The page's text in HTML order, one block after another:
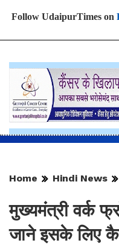
Follow UdaipurTimes on
Home Hindi News
मुख्यमंत्री वर्क
जाने इसके लिए